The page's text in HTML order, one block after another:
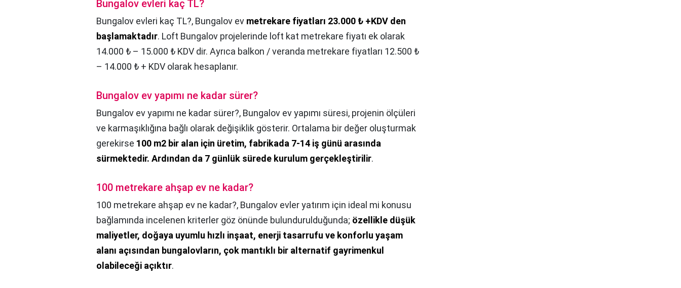
Bungalov evleri kaç TL?
Bungalov evleri kaç TL?, Bungalov ev metrekare fiyatları 23.000 ₺ +KDV den
başlamaktadır. Loft Bungalov projelerinde loft kat metrekare fiyatı ek olarak
14.000 ₺ – 15.000 ₺ KDV dir. Ayrıca balkon / veranda metrekare fiyatları 12.500 ₺
– 14.000 ₺ + KDV olarak hesaplanır.
Bungalov ev yapımı ne kadar sürer?
Bungalov ev yapımı ne kadar sürer?, Bungalov ev yapımı süresi, projenin ölçüleri
ve karmaşıklığına bağlı olarak değişiklik gösterir. Ortalama bir değer oluşturmak
gerekirse 100 m2 bir alan için üretim, fabrikada 7-14 iş günü arasında
sürmektedir. Ardından da 7 günlük sürede kurulum gerçekleştirilir.
100 metrekare ahşap ev ne kadar?
100 metrekare ahşap ev ne kadar?, Bungalov evler yatırım için ideal mi konusu
bağlamında incelenen kriterler göz önünde bulundurulduğunda; özellikle düşük
maliyetler, doğaya uyumlu hızlı inşaat, enerji tasarrufu ve konforlu yaşam
alanı açısından bungalovların, çok mantıklı bir alternatif gayrimenkul
olabileceği açıktır.